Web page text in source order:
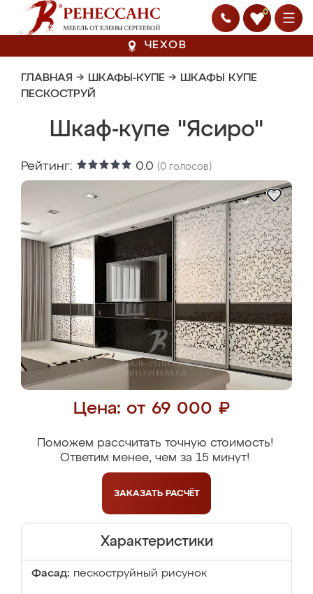
0
ЧЕХОВ
ГЛАВНАЯ → ШКАФЫ-КУПЕ → ШКАФЫ КУПЕ
ПЕСКОСТРУЙ
Шкаф-купе "Ясиро"
Рейтинг: 0.0 (0 голосов)
Цена: от 69 000 ₽
Поможем рассчитать точную стоимость!
Ответим менее, чем за 15 минут!
ЗАКАЗАТЬ РАСЧЁТ
Характеристики
Фасад: пескоструйный рисунок